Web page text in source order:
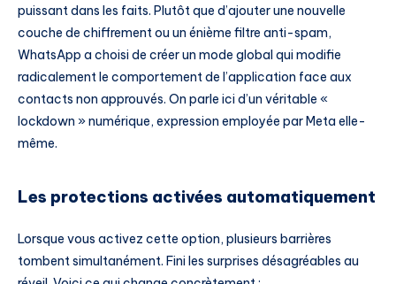
puissant dans les faits. Plutôt que d’ajouter une nouvelle
couche de chiffrement ou un énième filtre anti-spam,
WhatsApp a choisi de créer un mode global qui modifie
radicalement le comportement de l’application face aux
contacts non approuvés. On parle ici d’un véritable «
lockdown » numérique, expression employée par Meta elle-
même.
Les protections activées automatiquement
Lorsque vous activez cette option, plusieurs barrières
tombent simultanément. Fini les surprises désagréables au